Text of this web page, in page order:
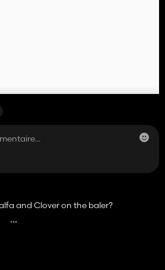
and Clover on the baler?